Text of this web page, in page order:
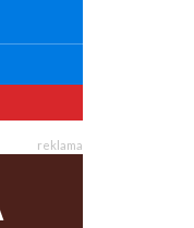
reklama